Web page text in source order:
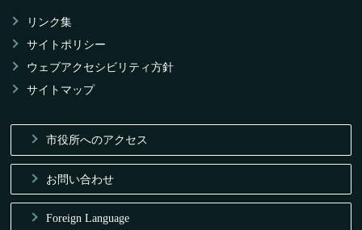
リンク集
サイトポリシー
ウェブアクセシビリティ方針
サイトマップ
市役所へのアクセス
お問い合わせ
Foreign Language